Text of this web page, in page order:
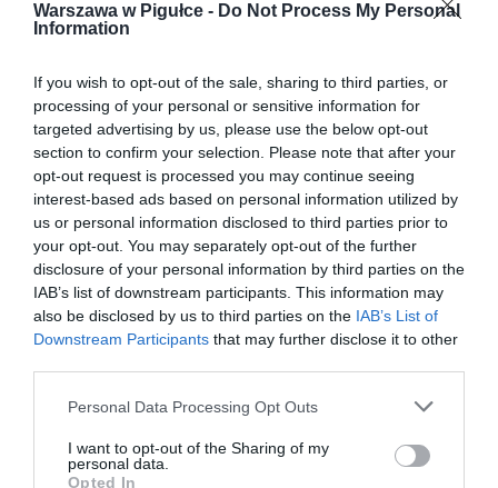
Warszawa w Pigułce - Do Not Process My Personal
Information
If you wish to opt-out of the sale, sharing to third parties, or
processing of your personal or sensitive information for
targeted advertising by us, please use the below opt-out
section to confirm your selection. Please note that after your
opt-out request is processed you may continue seeing
interest-based ads based on personal information utilized by
us or personal information disclosed to third parties prior to
your opt-out. You may separately opt-out of the further
disclosure of your personal information by third parties on the
IAB’s list of downstream participants. This information may
also be disclosed by us to third parties on the IAB’s List of
Downstream Participants that may further disclose it to other
Personal Data Processing Opt Outs
I want to opt-out of the Sharing of my
personal data.
Opted In